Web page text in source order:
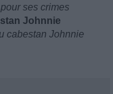
ses crimes
Johnnie
cabestan Johnnie